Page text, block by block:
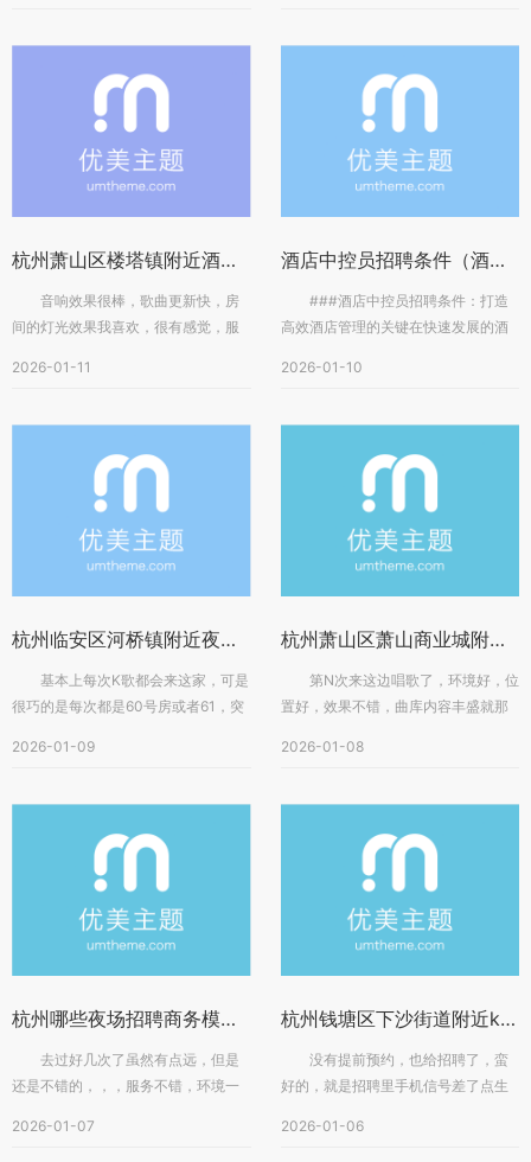
杭州萧山区楼塔镇附近酒吧招聘包厢管家,用什么招聘平台好
音响效果很棒，歌曲更新快，房
间的灯光效果我喜欢，很有感觉，服
2026-01-11
酒店中控员招聘条件（酒店中控岗位招聘要求）
###酒店中控员招聘条件：打造
高效酒店管理的关键在快速发展的酒
2026-01-10
杭州临安区河桥镇附近夜场招聘商务接待,有学历要求吗？
基本上每次K歌都会来这家，可是
很巧的是每次都是60号房或者61，突
2026-01-09
杭州萧山区萧山商业城附近夜场招聘包厢陪唱,可以兼职吗？
第N次来这边唱歌了，环境好，位
置好，效果不错，曲库内容丰盛就那
2026-01-08
杭州哪些夜场招聘商务模特,人员的工作规定和考核标准是怎样的？
去过好几次了虽然有点远，但是
还是不错的，，，服务不错，环境一
2026-01-07
杭州钱塘区下沙街道附近ktv招聘商务接待,有没有年龄限制_
没有提前预约，也给招聘了，蛮
好的，就是招聘里手机信号差了点生
2026-01-06